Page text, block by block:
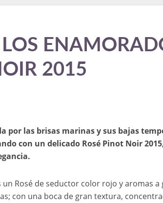
2015
por las brisas marinas y sus bajas
con un delicado Rosé Pinot Noir
un Rosé de seductor color rojo y aromas
con una boca de gran textura,